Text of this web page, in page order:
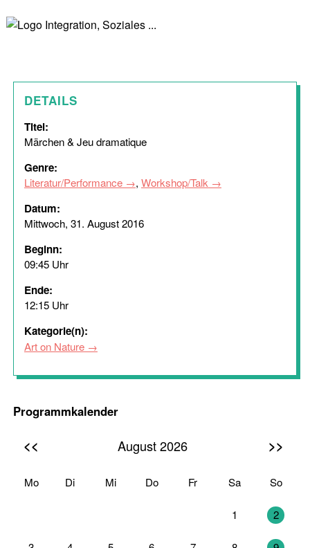
DETAILS
Titel:
Märchen & Jeu dramatique
Genre:
Literatur/Performance , Workshop/Talk
Datum:
Mittwoch, 31. August 2016
Beginn:
09:45 Uhr
Ende:
12:15 Uhr
Kategorie(n):
Art on Nature
Programmkalender
<< August 2026 >>
Mo Di Mi Do Fr Sa So
1 2